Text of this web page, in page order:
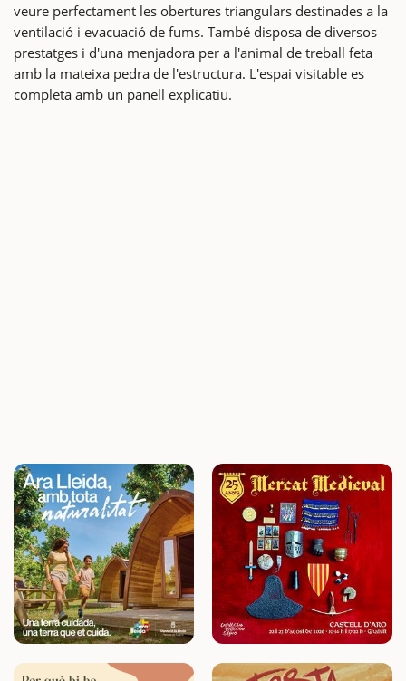
veure perfectament les obertures triangulars destinades a la
ventilació i evacuació de fums. També disposa de diversos
prestatges i d'una menjadora per a l'animal de treball feta
amb la mateixa pedra de l'estructura. L'espai visitable es
completa amb un panell explicatiu.